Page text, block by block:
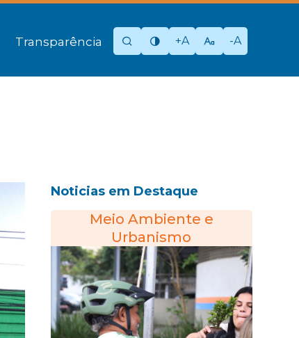
Transparência +A -A
Noticias em Destaque
Meio Ambiente e
Urbanismo